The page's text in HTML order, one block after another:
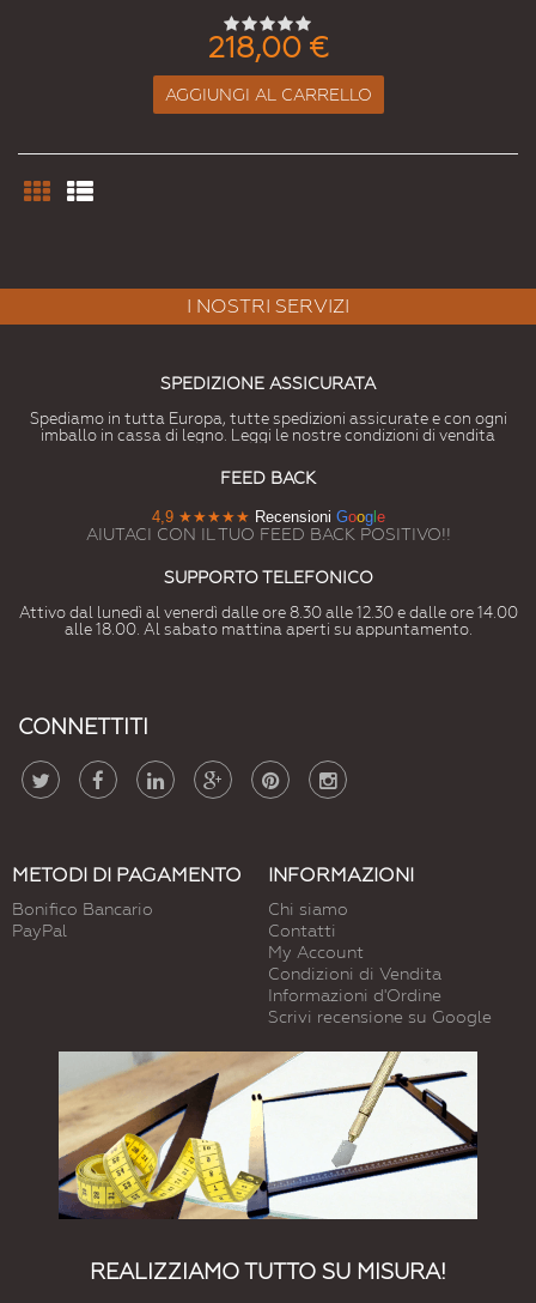
218,00 €
AGGIUNGI AL CARRELLO
I NOSTRI SERVIZI
SPEDIZIONE ASSICURATA
Spediamo in tutta Europa, tutte spedizioni assicurate e con ogni
imballo in cassa di legno. Leggi le nostre condizioni di vendita
FEED BACK
4,9 ★★★★★ Recensioni Google
AIUTACI CON IL TUO FEED BACK POSITIVO!!
SUPPORTO TELEFONICO
Attivo dal lunedì al venerdì dalle ore 8.30 alle 12.30 e dalle ore 14.00
alle 18.00. Al sabato mattina aperti su appuntamento.
CONNETTITI
METODI DI PAGAMENTO
Bonifico Bancario
PayPal
INFORMAZIONI
Chi siamo
Contatti
My Account
Condizioni di Vendita
Informazioni d'Ordine
Scrivi recensione su Google
REALIZZIAMO TUTTO SU MISURA!